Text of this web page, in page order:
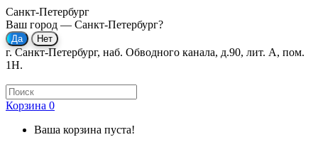
Санкт-Петербург
Ваш город — Санкт-Петербург?
г. Санкт-Петербург, наб. Обводного канала, д.90, лит. А, пом.
1Н.
Корзина 0
Ваша корзина пуста!